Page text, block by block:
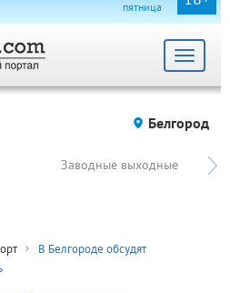
пятница
Toggle
Белгород
Заводные выходные
В Белгороде обсудят